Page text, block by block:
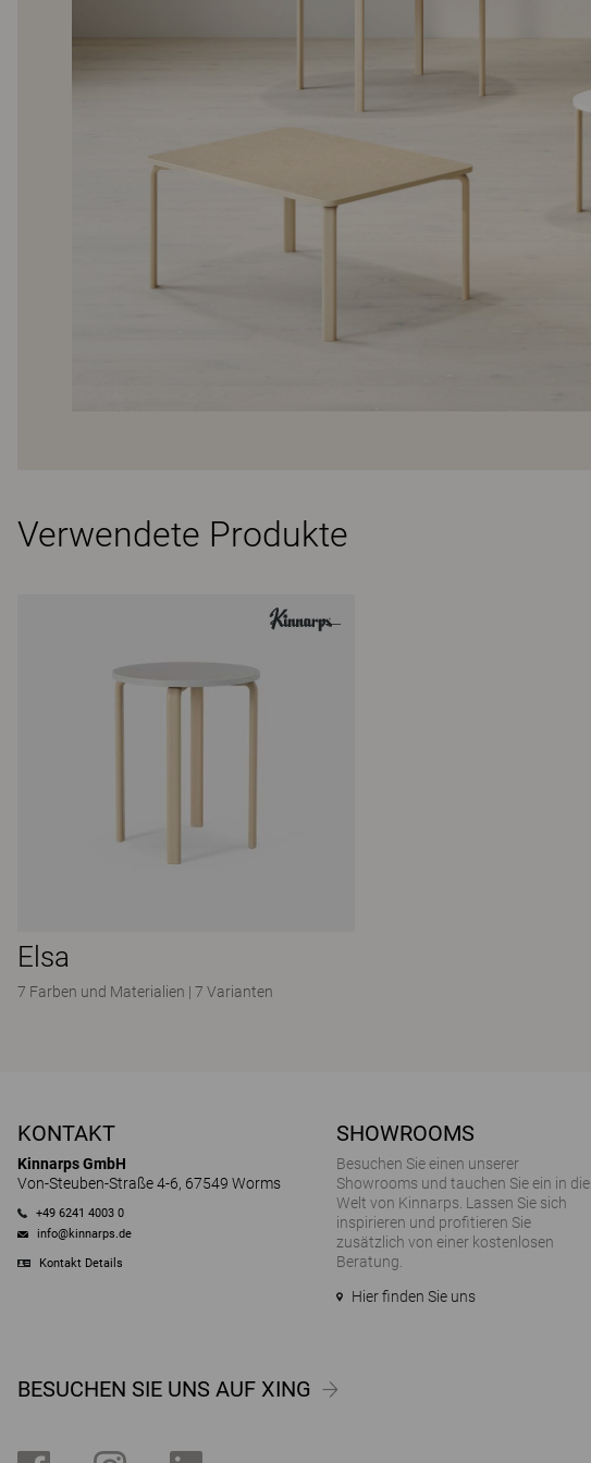
Verwendete Produkte
Elsa
7 Farben und Materialien | 7 Varianten
KONTAKT
Kinnarps GmbH
Von-Steuben-Straße 4-6, 67549 Worms
+49 6241 4003 0
info@kinnarps.de
Kontakt Details
SHOWROOMS
Besuchen Sie einen unserer
Showrooms und tauchen Sie ein in die
Welt von Kinnarps. Lassen Sie sich
inspirieren und profitieren Sie
zusätzlich von einer kostenlosen
Beratung.
Hier finden Sie uns
BESUCHEN SIE UNS AUF XING